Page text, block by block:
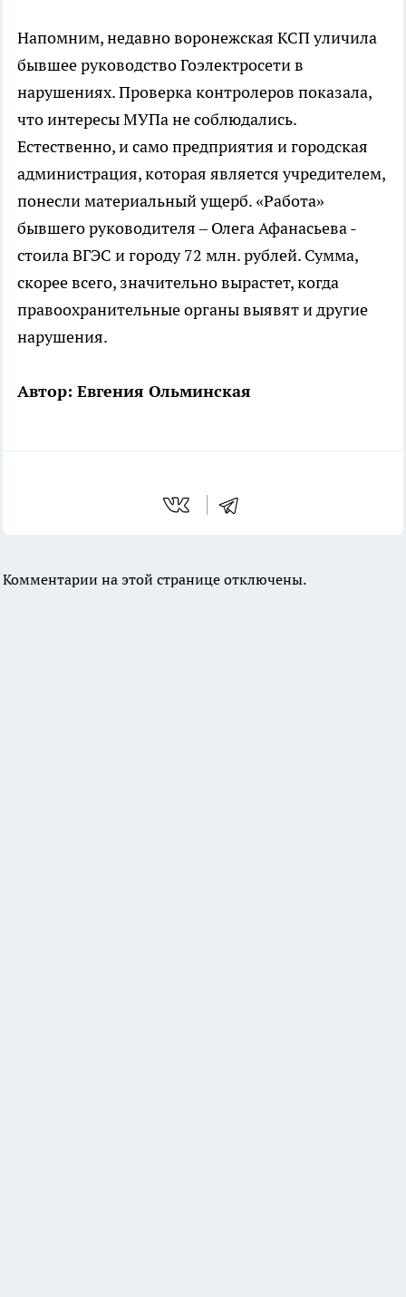
Напомним, недавно воронежская КСП уличила
бывшее руководство Гоэлектросети в
нарушениях. Проверка контролеров показала,
что интересы МУПа не соблюдались.
Естественно, и само предприятия и городская
администрация, которая является учредителем,
понесли материальный ущерб. «Работа»
бывшего руководителя – Олега Афанасьева -
стоила ВГЭС и городу 72 млн. рублей. Сумма,
скорее всего, значительно вырастет, когда
правоохранительные органы выявят и другие
нарушения.
Автор: Евгения Ольминская
Комментарии на этой странице отключены.